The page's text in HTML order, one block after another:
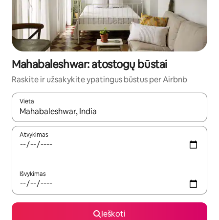
Mahabaleshwar: atostogų būstai
Raskite ir užsakykite ypatingus būstus per Airbnb
Vieta
Kai pasirodys paieškos rezultatai, juos naršyti galite
Atvykimas
Išvykimas
Ieškoti